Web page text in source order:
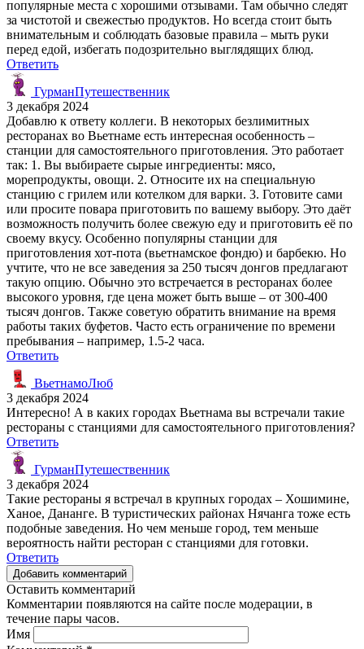
популярные места с хорошими отзывами. Там обычно следят
за чистотой и свежестью продуктов. Но всегда стоит быть
внимательным и соблюдать базовые правила – мыть руки
перед едой, избегать подозрительно выглядящих блюд.
Ответить
ГурманПутешественник
3 декабря 2024
Добавлю к ответу коллеги. В некоторых безлимитных
ресторанах во Вьетнаме есть интересная особенность –
станции для самостоятельного приготовления. Это работает
так: 1. Вы выбираете сырые ингредиенты: мясо,
морепродукты, овощи. 2. Относите их на специальную
станцию с грилем или котелком для варки. 3. Готовите сами
или просите повара приготовить по вашему выбору. Это даёт
возможность получить более свежую еду и приготовить её по
своему вкусу. Особенно популярны станции для
приготовления хот-пота (вьетнамское фондю) и барбекю. Но
учтите, что не все заведения за 250 тысяч донгов предлагают
такую опцию. Обычно это встречается в ресторанах более
высокого уровня, где цена может быть выше – от 300-400
тысяч донгов. Также советую обратить внимание на время
работы таких буфетов. Часто есть ограничение по времени
пребывания – например, 1.5-2 часа.
Ответить
ВьетнамоЛюб
3 декабря 2024
Интересно! А в каких городах Вьетнама вы встречали такие
рестораны с станциями для самостоятельного приготовления?
Ответить
ГурманПутешественник
3 декабря 2024
Такие рестораны я встречал в крупных городах – Хошимине,
Ханое, Дананге. В туристических районах Нячанга тоже есть
подобные заведения. Но чем меньше город, тем меньше
вероятность найти ресторан с станциями для готовки.
Ответить
Добавить комментарий
Оставить комментарий
Комментарии появляются на сайте после модерации, в
течение пары часов.
Имя